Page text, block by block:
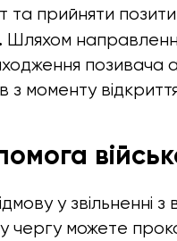
та прийняти
Шляхом
позивача
з моменту
у звільненні з
чергу можете